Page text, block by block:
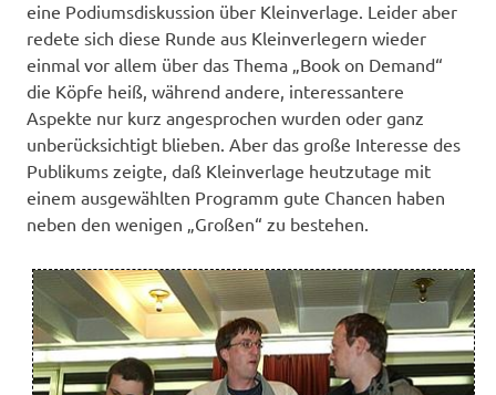
eine Podiumsdiskussion über Kleinverlage. Leider aber
redete sich diese Runde aus Kleinverlegern wieder
einmal vor allem über das Thema „Book on Demand“
die Köpfe heiß, während andere, interessantere
Aspekte nur kurz angesprochen wurden oder ganz
unberücksichtigt blieben. Aber das große Interesse des
Publikums zeigte, daß Kleinverlage heutzutage mit
einem ausgewählten Programm gute Chancen haben
neben den wenigen „Großen“ zu bestehen.